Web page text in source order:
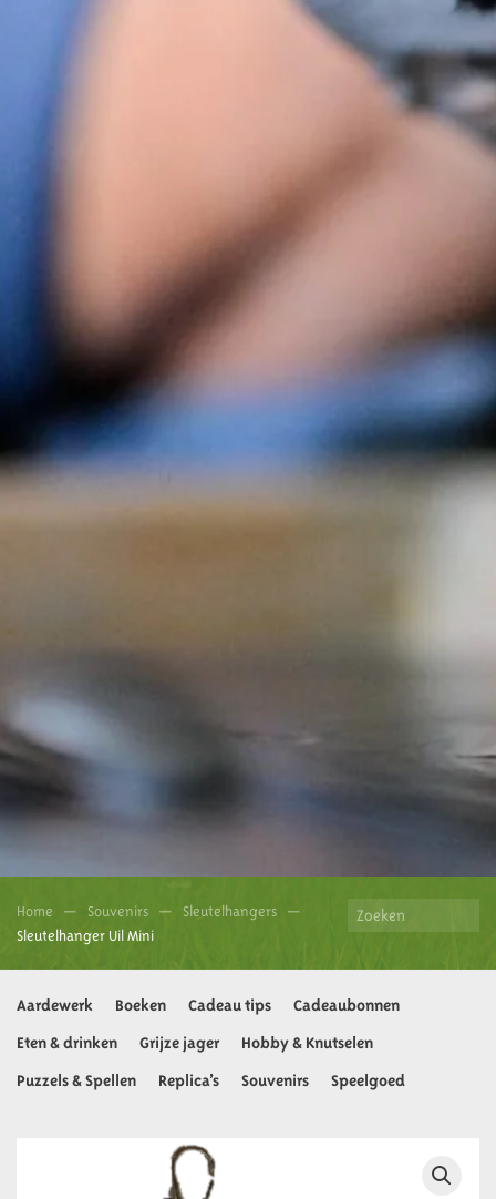
Home Souvenirs
Sleutelhangers
Sleutelhanger Uil Mini
Aardewerk Boeken Cadeau tips
Cadeaubonnen
Eten & drinken
Grijze jager
Hobby & Knutselen
Puzzels & Spellen
Replica’s Souvenirs Speelgoed